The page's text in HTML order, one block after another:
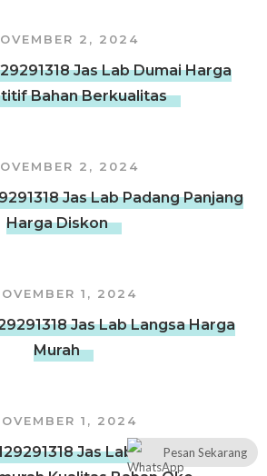
2, 2024
Jas Lab Dumai Harga
Bahan Berkualitas
2, 2024
Jas Lab Padang Panjang
Harga Diskon
1, 2024
Jas Lab Langsa Harga
Murah
1, 2024
Jas Lab Banda Aceh
Pesan Sekarang